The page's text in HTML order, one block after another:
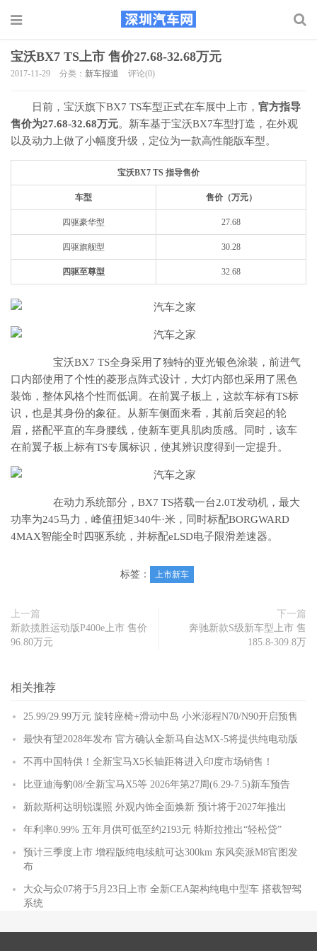
宝沃BX7 TS上市 售价27.68-32.68万元
2017-11-29 分类： 新车报道 评论(0)
日前，宝沃旗下BX7 TS车型正式在车展中上市， 官方指导
售价为27.68-32.68万元。新车基于宝沃BX7车型打造，在外观
以及动力上做了小幅度升级，定位为一款高性能版车型。
宝沃BX7 TS 指导售价
车型 售价（万元）
四驱豪华型 27.68
四驱旗舰型 30.28
四驱至尊型 32.68
宝沃BX7 TS全身采用了独特的亚光银色涂装，前进气
口内部使用了个性的菱形点阵式设计，大灯内部也采用了黑色
装饰，整体风格个性而低调。在前翼子板上，这款车标有TS标
识，也是其身份的象征。从新车侧面来看，其前后突起的轮
眉，搭配平直的车身腰线，使新车更具肌肉质感。同时，该车
在前翼子板上标有TS专属标识，使其辨识度得到一定提升。
在动力系统部分，BX7 TS搭载一台2.0T发动机，最大
功率为245马力，峰值扭矩340牛·米，同时标配BORGWARD
4MAX智能全时四驱系统，并标配eLSD电子限滑差速器。
标签： 上市新车
上一篇
新款揽胜运动版P400e上市 售价
96.80万元
下一篇
奔驰新款S级新车型上市 售
185.8-309.8万
相关推荐
25.99/29.99万元 旋转座椅+滑动中岛 小米澎程N70/N90开启预售
最快有望2028年发布 官方确认全新马自达MX-5将提供纯电动版
不再中国特供！全新宝马X5长轴距将进入印度市场销售！
比亚迪海豹08/全新宝马X5等 2026年第27周(6.29-7.5)新车预告
新款斯柯达明锐谍照 外观内饰全面焕新 预计将于2027年推出
年利率0.99% 五年月供可低至约2193元 特斯拉推出“轻松贷”
预计三季度上市 增程版纯电续航可达300km 东风奕派M8官图发
布
大众与众07将于5月23日上市 全新CEA架构纯电中型车 搭载智驾
系统